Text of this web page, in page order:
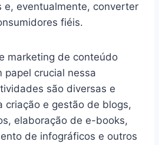
e, eventualmente, converter
fiéis.
marketing de conteúdo
papel crucial nessa
são diversas e
criação e gestão de blogs,
elaboração de e-books,
de infográficos e outros